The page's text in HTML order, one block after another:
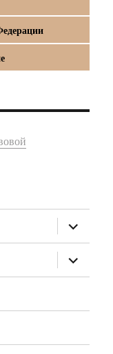
раскрыть
дочернее
меню
раскрыть
дочернее
меню